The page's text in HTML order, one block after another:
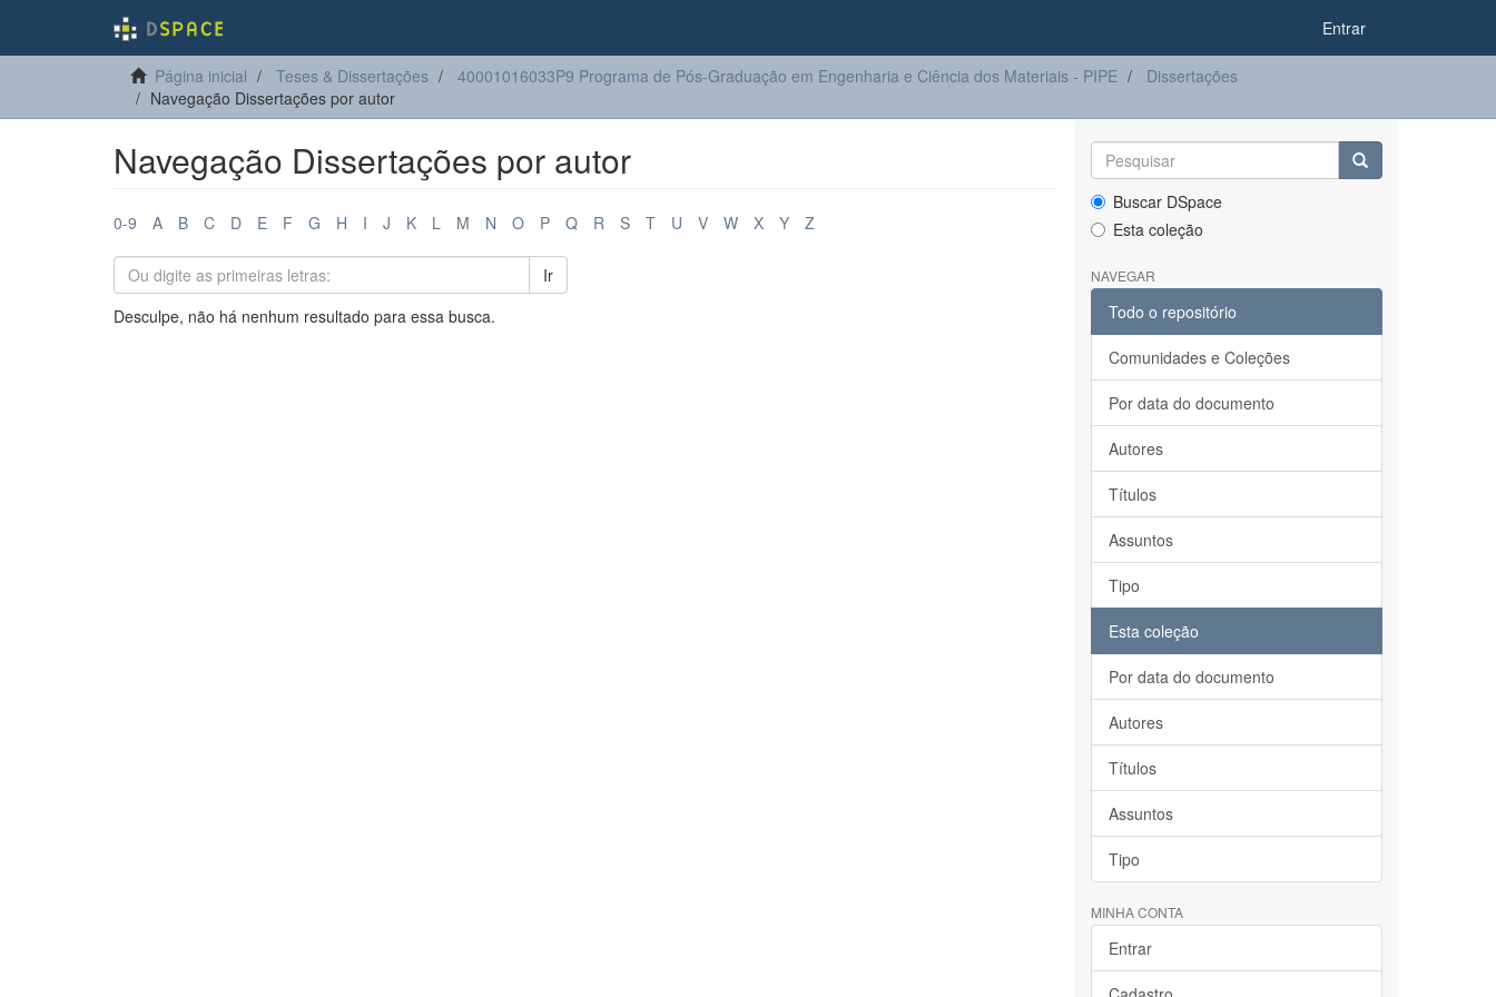
Entrar
Página inicial Teses & Dissertações 40001016033P9 Programa de Pós-Graduação em Engenharia e Ciência dos Materiais - PIPE
Dissertações
Navegação Dissertações por autor
Navegação Dissertações por autor
0-9 A B C D E F G H I J K L M N O P Q R S T U V W X Y Z
Ir
Desculpe, não há nenhum resultado para essa busca.
Buscar DSpace
Esta coleção
NAVEGAR
Todo o repositório
Comunidades e Coleções
Por data do documento
Autores
Títulos
Assuntos
Tipo
Esta coleção
Por data do documento
Autores
Títulos
Assuntos
Tipo
MINHA CONTA
Entrar